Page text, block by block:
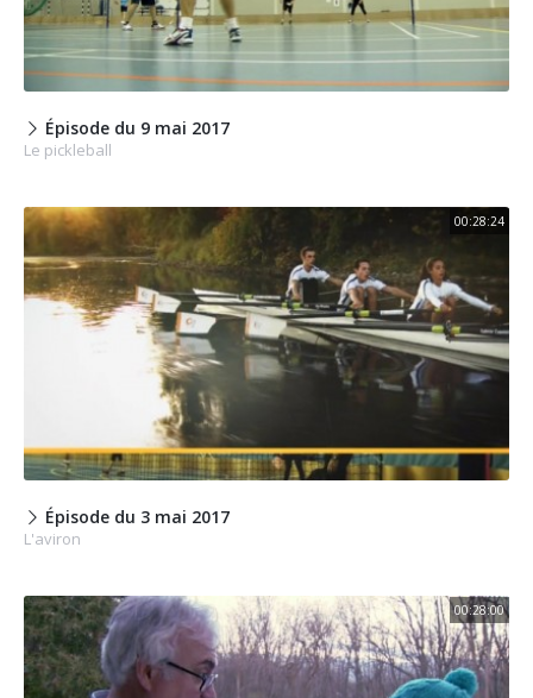
Épisode du 9 mai 2017
Le pickleball
00:28:24
Épisode du 3 mai 2017
L'aviron
00:28:00